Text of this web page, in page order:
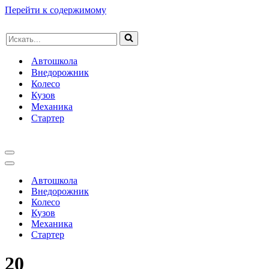
Перейти к содержимому
Искать...
Автошкола
Внедорожник
Колесо
Кузов
Механика
Стартер
Меню
навигации
Меню
навигацииАвтошкола
Внедорожник
Колесо
Кузов
Механика
Стартер
20